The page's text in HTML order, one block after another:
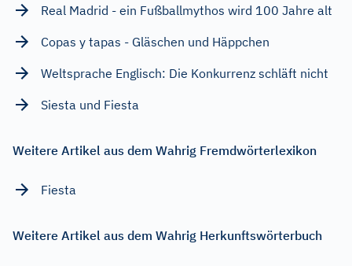
Real Madrid - ein Fußballmythos wird 100 Jahre alt
Copas y tapas - Gläschen und Häppchen
Weltsprache Englisch: Die Konkurrenz schläft nicht
Siesta und Fiesta
Weitere Artikel aus dem Wahrig Fremdwörterlexikon
Fiesta
Weitere Artikel aus dem Wahrig Herkunftswörterbuch